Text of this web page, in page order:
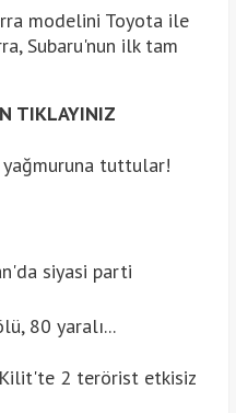
modelini Toyota ile
Subaru'nun ilk tam
TIKLAYINIZ
yağmuruna tuttular!
siyasi parti
80 yaralı...
2 terörist etkisiz